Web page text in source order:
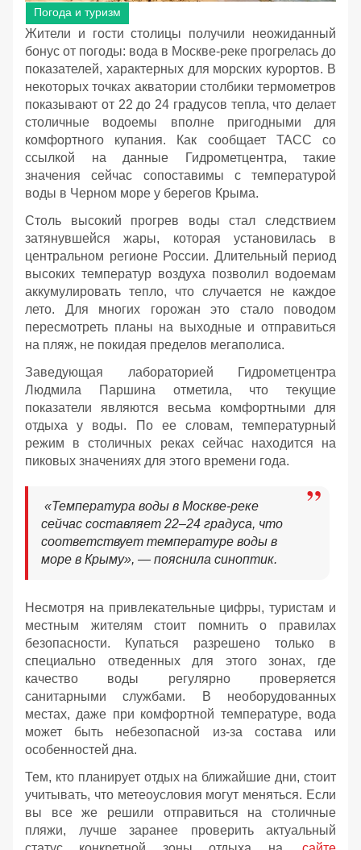
Погода и туризм
Жители и гости столицы получили неожиданный
бонус от погоды: вода в Москве-реке прогрелась до
показателей, характерных для морских курортов. В
некоторых точках акватории столбики термометров
показывают от 22 до 24 градусов тепла, что делает
столичные водоемы вполне пригодными для
комфортного купания. Как сообщает ТАСС со
ссылкой на данные Гидрометцентра, такие
значения сейчас сопоставимы с температурой
воды в Черном море у берегов Крыма.
Столь высокий прогрев воды стал следствием
затянувшейся жары, которая установилась в
центральном регионе России. Длительный период
высоких температур воздуха позволил водоемам
аккумулировать тепло, что случается не каждое
лето. Для многих горожан это стало поводом
пересмотреть планы на выходные и отправиться
на пляж, не покидая пределов мегаполиса.
Заведующая лабораторией Гидрометцентра
Людмила Паршина отметила, что текущие
показатели являются весьма комфортными для
отдыха у воды. По ее словам, температурный
режим в столичных реках сейчас находится на
пиковых значениях для этого времени года.
«Температура воды в Москве-реке
сейчас составляет 22–24 градуса, что
соответствует температуре воды в
море в Крыму», — пояснила синоптик.
Несмотря на привлекательные цифры, туристам и
местным жителям стоит помнить о правилах
безопасности. Купаться разрешено только в
специально отведенных для этого зонах, где
качество воды регулярно проверяется
санитарными службами. В необорудованных
местах, даже при комфортной температуре, вода
может быть небезопасной из-за состава или
особенностей дна.
Тем, кто планирует отдых на ближайшие дни, стоит
учитывать, что метеоусловия могут меняться. Если
вы все же решили отправиться на столичные
пляжи, лучше заранее проверить актуальный